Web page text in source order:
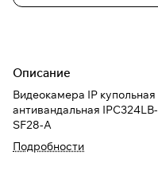
Описание
Видеокамера IP купольная
антивандальная IPC324LB-
SF28-A
Подробности